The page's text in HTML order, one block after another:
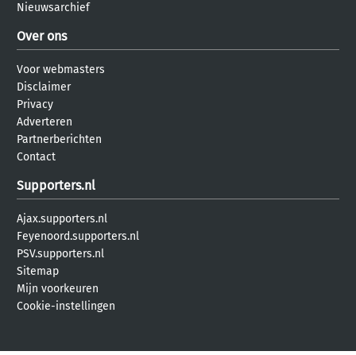
Nieuwsarchief
Over ons
Voor webmasters
Disclaimer
Privacy
Adverteren
Partnerberichten
Contact
Supporters.nl
Ajax.supporters.nl
Feyenoord.supporters.nl
PSV.supporters.nl
Sitemap
Mijn voorkeuren
Cookie-instellingen